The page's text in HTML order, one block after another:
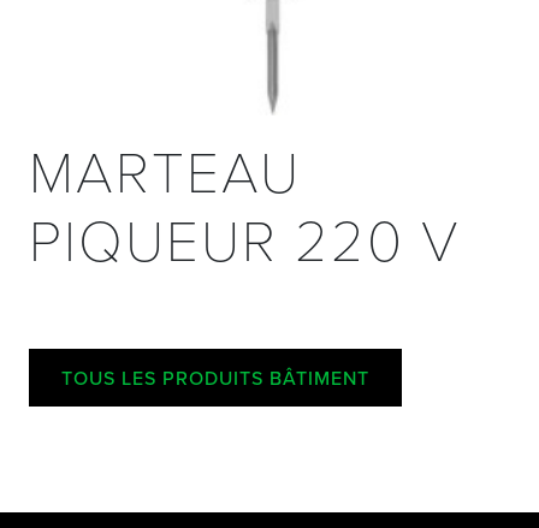
MARTEAU
PIQUEUR 220 V
TOUS LES PRODUITS BÂTIMENT